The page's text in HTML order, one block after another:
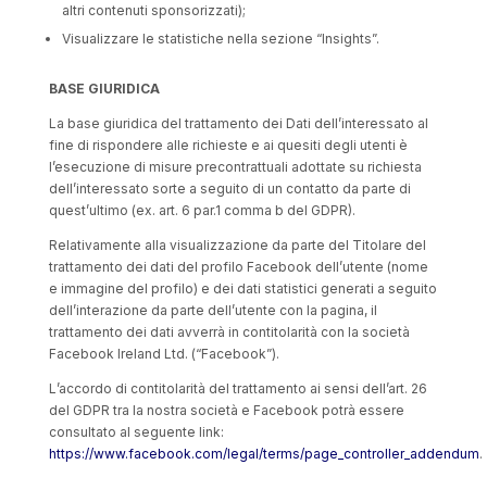
altri contenuti sponsorizzati);
Visualizzare le statistiche nella sezione “Insights”.
BASE GIURIDICA
La base giuridica del trattamento dei Dati dell’interessato al
fine di rispondere alle richieste e ai quesiti degli utenti è
l’esecuzione di misure precontrattuali adottate su richiesta
dell’interessato sorte a seguito di un contatto da parte di
quest’ultimo (ex. art. 6 par.1 comma b del GDPR).
Relativamente alla visualizzazione da parte del Titolare del
trattamento dei dati del profilo Facebook dell’utente (nome
e immagine del profilo) e dei dati statistici generati a seguito
dell’interazione da parte dell’utente con la pagina, il
trattamento dei dati avverrà in contitolarità con la società
Facebook Ireland Ltd. (“Facebook”).
L’accordo di contitolarità del trattamento ai sensi dell’art. 26
del GDPR tra la nostra società e Facebook potrà essere
consultato al seguente link:
https://www.facebook.com/legal/terms/page_controller_addendum.